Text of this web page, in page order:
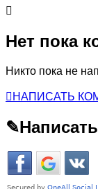

Нет пока
Никто пока не
 НАПИСАТЬ
✎